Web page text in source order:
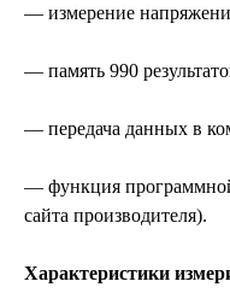
— измерение
— память 990
— передача данных в
— функция
сайта производителя).
Характеристики